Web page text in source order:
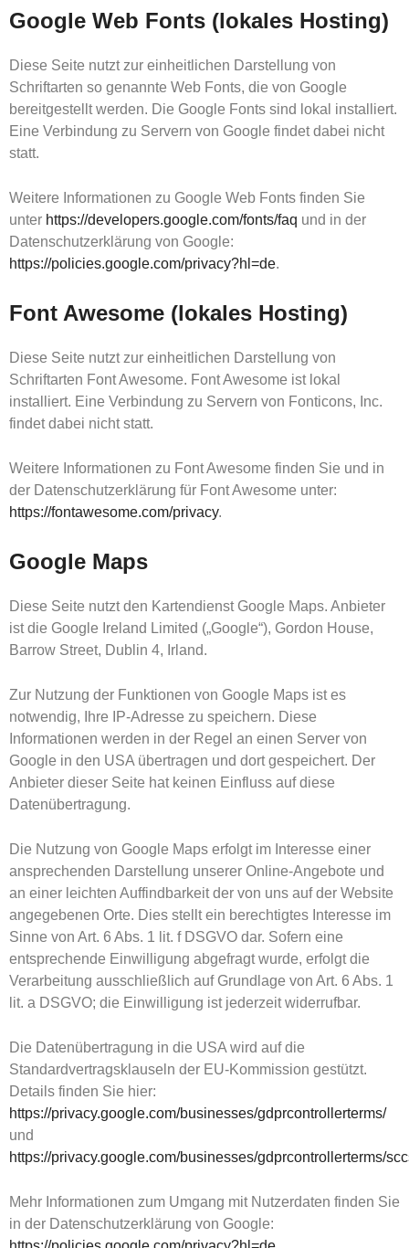
Google Web Fonts (lokales Hosting)
Diese Seite nutzt zur einheitlichen Darstellung von
Schriftarten so genannte Web Fonts, die von Google
bereitgestellt werden. Die Google Fonts sind lokal installiert.
Eine Verbindung zu Servern von Google findet dabei nicht
statt.
Weitere Informationen zu Google Web Fonts finden Sie
unter https://developers.google.com/fonts/faq und in der
Datenschutzerklärung von Google:
https://policies.google.com/privacy?hl=de.
Font Awesome (lokales Hosting)
Diese Seite nutzt zur einheitlichen Darstellung von
Schriftarten Font Awesome. Font Awesome ist lokal
installiert. Eine Verbindung zu Servern von Fonticons, Inc.
findet dabei nicht statt.
Weitere Informationen zu Font Awesome finden Sie und in
der Datenschutzerklärung für Font Awesome unter:
https://fontawesome.com/privacy.
Google Maps
Diese Seite nutzt den Kartendienst Google Maps. Anbieter
ist die Google Ireland Limited („Google“), Gordon House,
Barrow Street, Dublin 4, Irland.
Zur Nutzung der Funktionen von Google Maps ist es
notwendig, Ihre IP-Adresse zu speichern. Diese
Informationen werden in der Regel an einen Server von
Google in den USA übertragen und dort gespeichert. Der
Anbieter dieser Seite hat keinen Einfluss auf diese
Datenübertragung.
Die Nutzung von Google Maps erfolgt im Interesse einer
ansprechenden Darstellung unserer Online-Angebote und
an einer leichten Auffindbarkeit der von uns auf der Website
angegebenen Orte. Dies stellt ein berechtigtes Interesse im
Sinne von Art. 6 Abs. 1 lit. f DSGVO dar. Sofern eine
entsprechende Einwilligung abgefragt wurde, erfolgt die
Verarbeitung ausschließlich auf Grundlage von Art. 6 Abs. 1
lit. a DSGVO; die Einwilligung ist jederzeit widerrufbar.
Die Datenübertragung in die USA wird auf die
Standardvertragsklauseln der EU-Kommission gestützt.
Details finden Sie hier:
https://privacy.google.com/businesses/gdprcontrollerterms/
und
https://privacy.google.com/businesses/gdprcontrollerterms/
Mehr Informationen zum Umgang mit Nutzerdaten finden Sie
in der Datenschutzerklärung von Google: